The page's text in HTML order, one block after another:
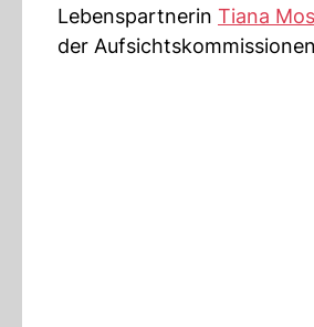
Lebenspartnerin Tiana
der